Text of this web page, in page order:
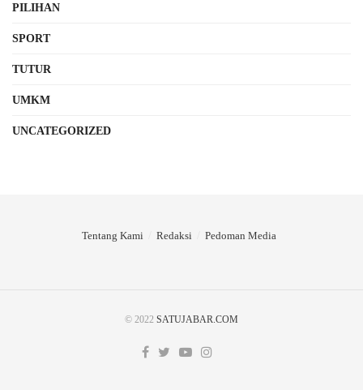
PILIHAN
SPORT
TUTUR
UMKM
UNCATEGORIZED
Tentang Kami Redaksi Pedoman Media
© 2022 SATUJABAR.COM